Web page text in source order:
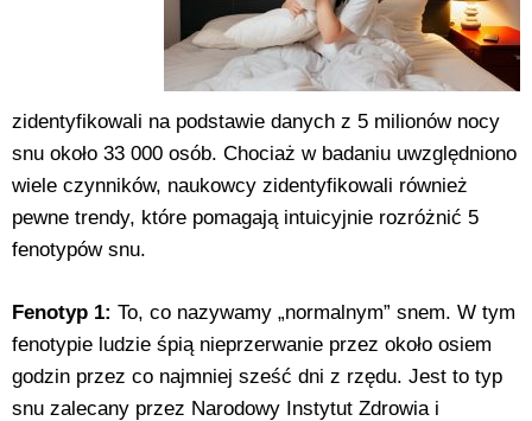
zidentyfikowali na podstawie danych z 5 milionów nocy
snu około 33 000 osób. Chociaż w badaniu uwzględniono
wiele czynników, naukowcy zidentyfikowali również
pewne trendy, które pomagają intuicyjnie rozróżnić 5
fenotypów snu.
Fenotyp 1: To, co nazywamy „normalnym” snem. W tym
fenotypie ludzie śpią nieprzerwanie przez około osiem
godzin przez co najmniej sześć dni z rzędu. Jest to typ
snu zalecany przez Narodowy Instytut Zdrowia i